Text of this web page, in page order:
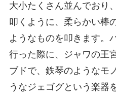
大小たくさん並んでおり
叩くように、柔らかい棒
ようなものを叩きます。
行った際に、ジャワの王
ブドで、鉄琴のようなモ
うなジェゴグという楽器